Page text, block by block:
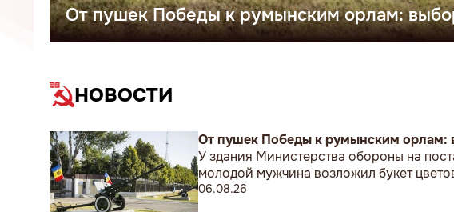
От пушек Победы к румынским орлам:
НОВОСТИ
От пушек Победы к румынским орлам:
У здания Министерства обороны на
молодой мужчина возложил букет
06.08.26